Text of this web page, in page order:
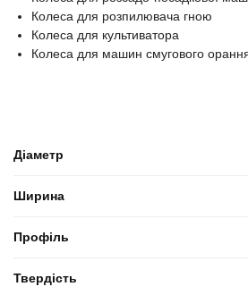
Колеса для розпилювача гною
Колеса для культиватора
Колеса для машин смугового
Діаметр
Ширина
Профіль
Твердість